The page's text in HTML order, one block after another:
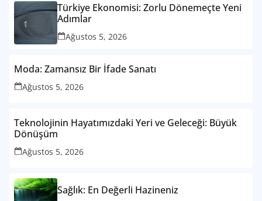
Türkiye Ekonomisi: Zorlu Dönemeçte Yeni
Adımlar
Ağustos 5, 2026
Moda: Zamansız Bir İfade Sanatı
Ağustos 5, 2026
Teknolojinin Hayatımızdaki Yeri ve Geleceği: Büyük
Dönüşüm
Ağustos 5, 2026
Sağlık: En Değerli Hazineniz